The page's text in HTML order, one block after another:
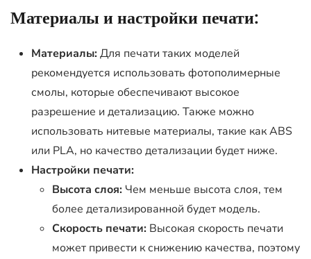
Материалы и настройки печати:
Материалы:Для печати таких моделей
рекомендуется использовать фотополимерные
смолы, которые обеспечивают высокое
разрешение и детализацию. Также можно
использовать нитевые материалы, такие как ABS
или PLA, но качество детализации будет ниже.
Настройки печати:
Высота слоя: Чем меньше высота слоя, тем
более детализированной будет модель.
Скорость печати: Высокая скорость печати
может привести к снижению качества, поэтому